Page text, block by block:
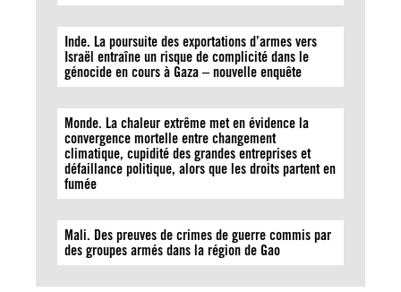
Inde. La poursuite des exportations d’armes vers
Israël entraîne un risque de complicité dans le
génocide en cours à Gaza – nouvelle enquête
Monde. La chaleur extrême met en évidence la
convergence mortelle entre changement
climatique, cupidité des grandes entreprises et
défaillance politique, alors que les droits partent en
fumée
Mali. Des preuves de crimes de guerre commis par
des groupes armés dans la région de Gao